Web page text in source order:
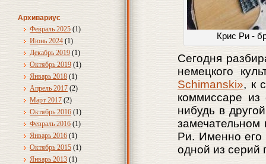
Архивариус
Февраль 2025 (1)
Июнь 2024 (1)
Декабрь 2019 (1)
Октябрь 2019 (1)
Январь 2018 (1)
Апрель 2017 (2)
Март 2017 (2)
Октябрь 2016 (1)
Февраль 2016 (1)
Январь 2016 (1)
Октябрь 2015 (1)
Январь 2013 (1)
Крис Ри -
Сегодня
немецкого
Schimanski», к
коммиссаре из
нибудь в
Ри. Именно его
одной из серий